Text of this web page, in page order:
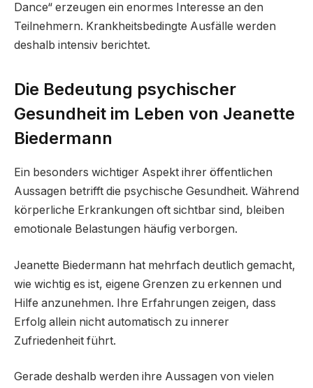
Dance“ erzeugen ein enormes Interesse an den
Teilnehmern. Krankheitsbedingte Ausfälle werden
deshalb intensiv berichtet.
Die Bedeutung psychischer
Gesundheit im Leben von Jeanette
Biedermann
Ein besonders wichtiger Aspekt ihrer öffentlichen
Aussagen betrifft die psychische Gesundheit. Während
körperliche Erkrankungen oft sichtbar sind, bleiben
emotionale Belastungen häufig verborgen.
Jeanette Biedermann hat mehrfach deutlich gemacht,
wie wichtig es ist, eigene Grenzen zu erkennen und
Hilfe anzunehmen. Ihre Erfahrungen zeigen, dass
Erfolg allein nicht automatisch zu innerer
Zufriedenheit führt.
Gerade deshalb werden ihre Aussagen von vielen